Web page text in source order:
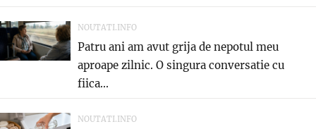
NOUTATI.INFO
Patru ani am avut grija de nepotul meu
aproape zilnic. O singura conversatie cu
fiica...
NOUTATI.INFO